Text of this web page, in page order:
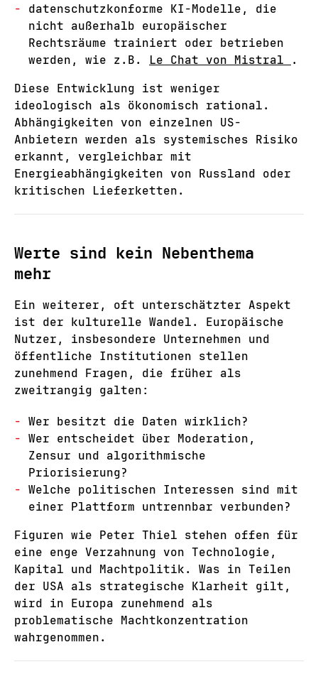
datenschutzkonforme KI-Modelle, die
nicht außerhalb europäischer
Rechtsräume trainiert oder betrieben
werden, wie z.B. Le Chat von Mistral
.
Diese Entwicklung ist weniger
ideologisch als ökonomisch rational.
Abhängigkeiten von einzelnen US-
Anbietern werden als systemisches Risiko
erkannt, vergleichbar mit
Energieabhängigkeiten von Russland oder
kritischen Lieferketten.
Werte sind kein Nebenthema
mehr
Ein weiterer, oft unterschätzter Aspekt
ist der kulturelle Wandel. Europäische
Nutzer, insbesondere Unternehmen und
öffentliche Institutionen stellen
zunehmend Fragen, die früher als
zweitrangig galten:
Wer besitzt die Daten wirklich?
Wer entscheidet über Moderation,
Zensur und algorithmische
Priorisierung?
Welche politischen Interessen sind mit
einer Plattform untrennbar verbunden?
Figuren wie Peter Thiel stehen offen für
eine enge Verzahnung von Technologie,
Kapital und Machtpolitik. Was in Teilen
der USA als strategische Klarheit gilt,
wird in Europa zunehmend als
problematische Machtkonzentration
wahrgenommen.